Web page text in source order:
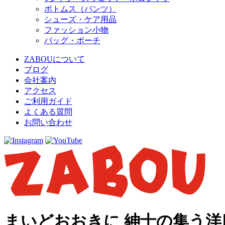
ボトムス（パンツ）
シューズ・ケア用品
ファッション小物
バッグ・ポーチ
ZABOUについて
ブログ
会社案内
アクセス
ご利用ガイド
よくある質問
お問い合わせ
まいどおおきに 紳士の集う